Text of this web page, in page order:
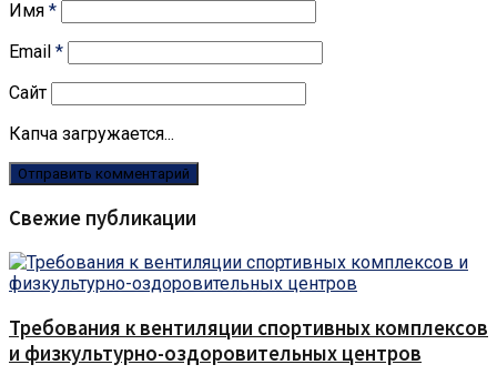
Имя *
Email *
Сайт
Капча загружается...
Свежие публикации
Требования к вентиляции спортивных комплексов
и физкультурно-оздоровительных центров